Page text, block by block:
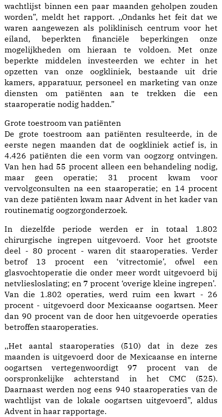
wachtlijst binnen een paar maanden geholpen zouden
worden”, meldt het rapport. ,,Ondanks het feit dat we
waren aangewezen als poliklinisch centrum voor het
eiland, beperkten financiële beperkingen onze
mogelijkheden om hieraan te voldoen. Met onze
beperkte middelen investeerden we echter in het
opzetten van onze oogkliniek, bestaande uit drie
kamers, apparatuur, personeel en marketing van onze
diensten om patiënten aan te trekken die een
staaroperatie nodig hadden.”
Grote toestroom van patiënten
De grote toestroom aan patiënten resulteerde, in de
eerste negen maanden dat de oogkliniek actief is, in
4.426 patiënten die een vorm van oogzorg ontvingen.
Van hen had 55 procent alleen een behandeling nodig,
maar geen operatie; 31 procent kwam voor
vervolgconsulten na een staaroperatie; en 14 procent
van deze patiënten kwam naar Advent in het kader van
routinematig oogzorgonderzoek.
In diezelfde periode werden er in totaal 1.802
chirurgische ingrepen uitgevoerd. Voor het grootste
deel - 80 procent - waren dit staaroperaties. Verder
betrof 13 procent een ‘vitrectomie’, ofwel een
glasvochtoperatie die onder meer wordt uitgevoerd bij
netvliesloslating; en 7 procent ‘overige kleine ingrepen’.
Van die 1.802 operaties, werd ruim een kwart - 26
procent - uitgevoerd door Mexicaanse oogartsen. Meer
dan 90 procent van de door hen uitgevoerde operaties
betroffen staaroperaties.
,,Het aantal staaroperaties (510) dat in deze zes
maanden is uitgevoerd door de Mexicaanse en interne
oogartsen vertegenwoordigt 97 procent van de
oorspronkelijke achterstand in het CMC (525).
Daarnaast werden nog eens 940 staaroperaties van de
wachtlijst van de lokale oogartsen uitgevoerd”, aldus
Advent in haar rapportage.